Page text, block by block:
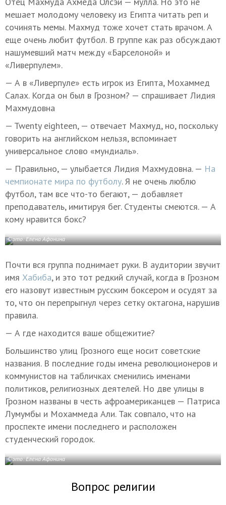
мешает молодому человеку из Египта читать реп и
сочинять мемы. Махмуд тоже хочет стать врачом. А
еще очень любит футбол. В группе как раз обсуждают
нашумевший матч между «Барселоной» и
«Ливерпулем».
— А в «Ливерпуле» есть игрок из Египта, Мохаммед
Салах. Когда он был в Грозном? — спрашивает Лидия
Махмудовна
— Twenty eighteen, — отвечает Махмуд, но, поскольку
говорить на английском нельзя, вспоминает
универсальное слово «мундиаль».
— Правильно, — улыбается Лидия Махмудовна. — На
чемпионате мира по футболу. Я не очень люблю
футбол, там все что-то бегают, — добавляет
преподаватель, имитируя бег. Студенты смеются. — А
кому нравится бокс?
Фото: Елена Афонина
Почти вся группа поднимает руки. В аудитории звучит
имя Хабиба, и это тот редкий случай, когда в Грозном
его назовут известным русским боксером и осудят за
то, что он перепрыгнул через сетку октагона, нарушив
правила.
— А где находится ваше общежитие?
Большинство улиц Грозного еще носит советские
названия. В последние годы имена революционеров и
коммунистов на табличках сменились именами
политиков, религиозных деятелей. Но две улицы в
Грозном названы в честь афроамериканцев — Патриса
Лумумбы и Мохаммеда Али. Так совпало, что на
проспекте имени последнего и расположен
студенческий городок.
Фото: Елена Афонина
Вопрос религии